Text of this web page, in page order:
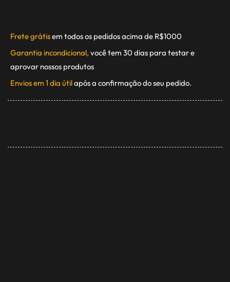
Frete grátisem todos os pedidos acima de R$1000
Garantia incondicional, você tem 30 dias para testar e
aprovar nossos produtos
Envios em 1 dia útilapós a confirmação do seu pedido.